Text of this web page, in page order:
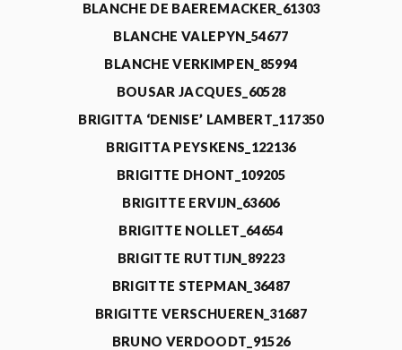
BLANCHE DE BAEREMACKER_61303
BLANCHE VALEPYN_54677
BLANCHE VERKIMPEN_85994
BOUSAR JACQUES_60528
BRIGITTA ‘DENISE’ LAMBERT_117350
BRIGITTA PEYSKENS_122136
BRIGITTE DHONT_109205
BRIGITTE ERVIJN_63606
BRIGITTE NOLLET_64654
BRIGITTE RUTTIJN_89223
BRIGITTE STEPMAN_36487
BRIGITTE VERSCHUEREN_31687
BRUNO VERDOODT_91526